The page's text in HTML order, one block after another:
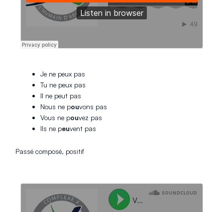
Je ne peux pas
Tu ne peux pas
Il ne peut pas
Nous ne pouvons pas
Vous ne pouvez pas
Ils ne peuvent pas
Passé composé, positif